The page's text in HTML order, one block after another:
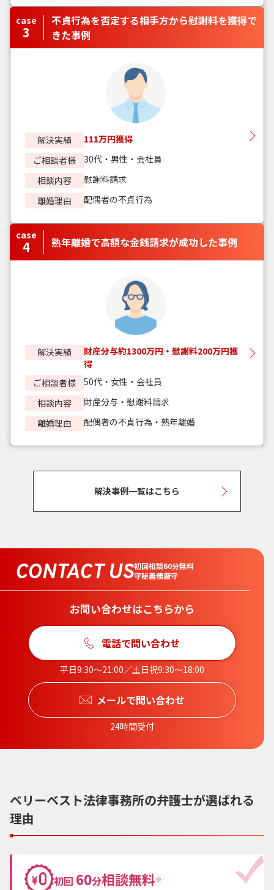
case
3
不貞行為を否定する相手方から慰謝料を獲得で
きた事例
解決実績
111万円獲得
ご相談者様
30代・男性・会社員
相談内容
慰謝料請求
離婚理由
配偶者の不貞行為
case
4 熟年離婚で高額な金銭請求が成功した事例
解決実績
財産分与約1300万円・慰謝料200万円獲
得
ご相談者様
50代・女性・会社員
相談内容
財産分与・慰謝料請求
離婚理由
配偶者の不貞行為・熟年離婚
解決事例一覧はこちら
CONTACT US初回相談60分無料
守秘義務厳守
お問い合わせはこちらから
電話で問い合わせ
平日9:30〜21:00／土日祝9:30〜18:00
メールで問い合わせ
24時間受付
ベリーベスト法律事務所の弁護士が選ばれる
理由
初回 60分相談無料※